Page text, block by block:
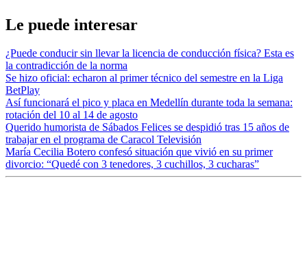
Le puede interesar
¿Puede conducir sin llevar la licencia de conducción física? Esta es
la contradicción de la norma
Se hizo oficial: echaron al primer técnico del semestre en la Liga
BetPlay
Así funcionará el pico y placa en Medellín durante toda la semana:
rotación del 10 al 14 de agosto
Querido humorista de Sábados Felices se despidió tras 15 años de
trabajar en el programa de Caracol Televisión
María Cecilia Botero confesó situación que vivió en su primer
divorcio: “Quedé con 3 tenedores, 3 cuchillos, 3 cucharas”